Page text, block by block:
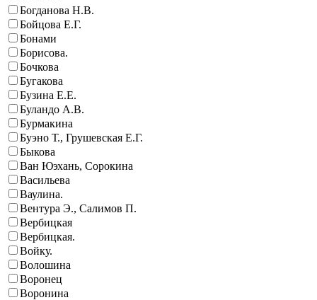
Богданова Н.В.
Бойцова Е.Г.
Бонами
Борисова.
Бочкова
Бугакова
Бузина Е.Е.
Буландо А.В.
Бурмакина
Буэно Т., Грушевская Е.Г.
Быкова
Ван Юэхань, Сорокина
Васильева
Ваулина.
Вентура Э., Салимов П.
Вербицкая
Вербицкая.
Войку.
Волошина
Воронец
Воронина